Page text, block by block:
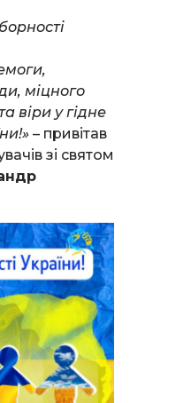
міцного
віри у гідне
– привітав
зі святом